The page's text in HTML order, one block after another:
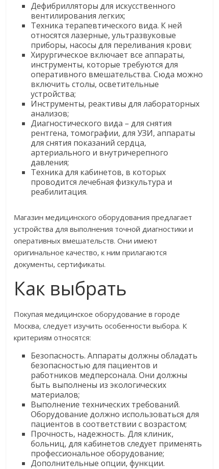
Дефибрилляторы для искусственного
вентилирования легких;
Техника терапевтического вида. К ней
относятся лазерные, ультразвуковые
приборы, насосы для переливания крови;
Хирургическое включает все аппараты,
инструменты, которые требуются для
оперативного вмешательства. Сюда можно
включить столы, осветительные
устройства;
Инструменты, реактивы для лабораторных
анализов;
Диагностического вида – для снятия
рентгена, томографии, для УЗИ, аппараты
для снятия показаний сердца,
артериального и внутричерепного
давления;
Техника для кабинетов, в которых
проводится лечебная физкультура и
реабилитация.
Магазин медицинского оборудования предлагает
устройства для выполнения точной диагностики и
оперативных вмешательств. Они имеют
оригинальное качество, к ним прилагаются
документы, сертификаты.
Как выбрать
Покупая медицинское оборудование в городе
Москва, следует изучить особенности выбора. К
критериям относятся:
Безопасность. Аппараты должны обладать
безопасностью для пациентов и
работников медперсонала. Они должны
быть выполнены из экологических
материалов;
Выполнение технических требований.
Оборудование должно использоваться для
пациентов в соответствии с возрастом;
Прочность, надежность. Для клиник,
больниц, для кабинетов следует применять
профессиональное оборудование;
Дополнительные опции, функции.